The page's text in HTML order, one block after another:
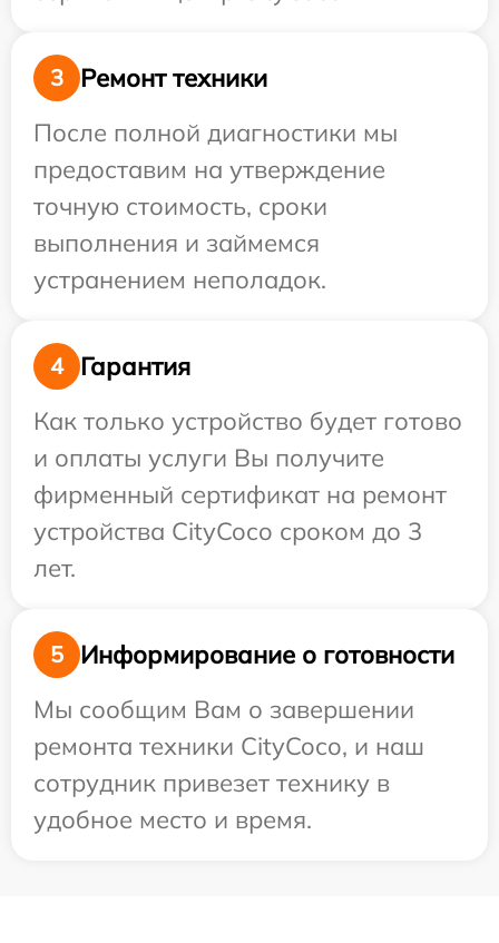
3
Ремонт техники
После полной диагностики мы
предоставим на утверждение
точную стоимость, сроки
выполнения и займемся
устранением неполадок.
4
Гарантия
Как только устройство будет готово
и оплаты услуги Вы получите
фирменный сертификат на ремонт
устройства CityCoco сроком до 3
лет.
5
Информирование о готовности
Мы сообщим Вам о завершении
ремонта техники CityCoco, и наш
сотрудник привезет технику в
удобное место и время.